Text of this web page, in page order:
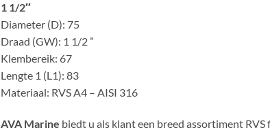
1 1/2″
Diameter (D): 75
Draad (GW): 1 1/2 ”
Klembereik: 67
Lengte 1 (L1): 83
Materiaal: RVS A4 – AISI 316
AVA Marine biedt u als klant een breed assortiment